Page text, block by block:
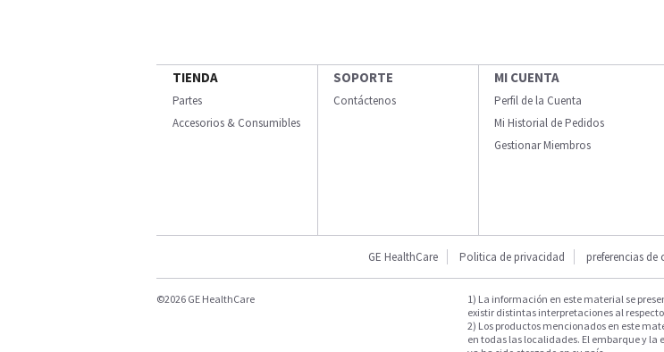
TIENDA
Partes
Accesorios & Consumibles
SOPORTE
Contáctenos
MI CUENTA
Perfil de la Cuenta
Mi Historial de Pedidos
Gestionar Miembros
GE HealthCare Politica de privacidad preferencias de
©2026 GE HealthCare
1) La información en este material se
existir distintas interpretaciones al
2) Los productos mencionados en este
en todas las localidades. El embarque y